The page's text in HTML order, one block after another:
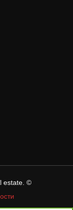
estate . ©